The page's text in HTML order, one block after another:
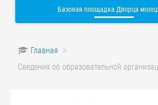
Базовая площадка Дворца
Главная
Сведения об образовательной